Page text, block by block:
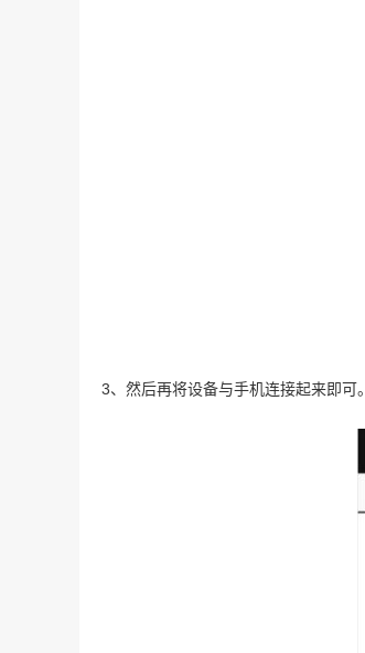
3、然后再将设备与手机连接起来即可。